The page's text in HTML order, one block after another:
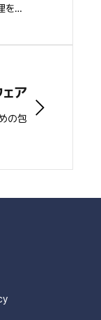
を提
ア
の包